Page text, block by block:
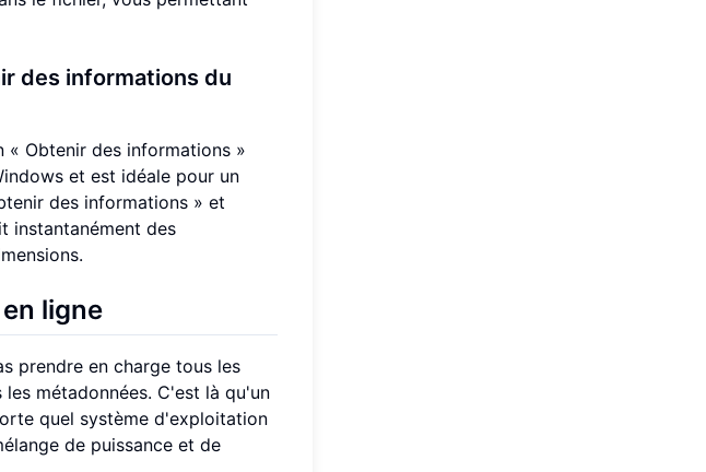
des informations du
Obtenir des informations »
et est idéale pour un
des informations » et
instantanément des
ligne
prendre en charge tous les
métadonnées. C'est là qu'un
quel système d'exploitation
de puissance et de